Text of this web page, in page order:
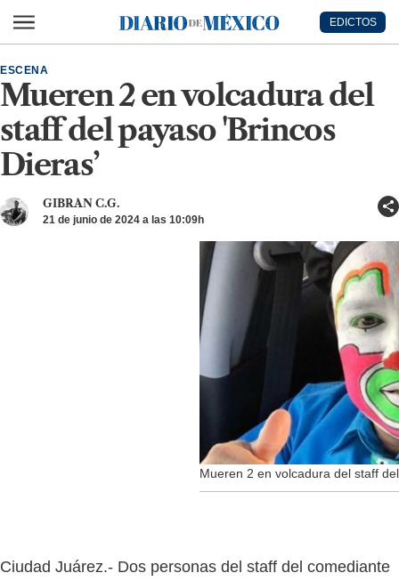
Diario de México
EDICTOS
Mueren 2 en volcadura del
staff del payaso 'Brincos
Dieras’
ESCENA
GIBRAN C.G.
21 de junio de 2024 a las 10:09h
Mueren 2 en volcadura del staff
Ciudad Juárez.- Dos personas del staff del comediante